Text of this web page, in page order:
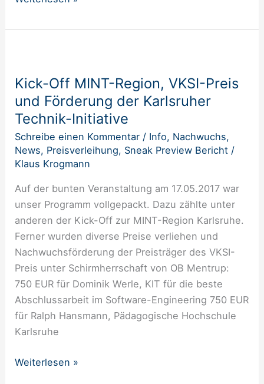
Kick-Off MINT-Region, VKSI-Preis
und Förderung der Karlsruher
Technik-Initiative
Schreibe einen Kommentar / Info, Nachwuchs,
News, Preisverleihung, Sneak Preview Bericht /
Klaus Krogmann
Auf der bunten Veranstaltung am 17.05.2017 war
unser Programm vollgepackt. Dazu zählte unter
anderen der Kick-Off zur MINT-Region Karlsruhe.
Ferner wurden diverse Preise verliehen und
Nachwuchsförderung der Preisträger des VKSI-
Preis unter Schirmherrschaft von OB Mentrup:
750 EUR für Dominik Werle, KIT für die beste
Abschlussarbeit im Software-Engineering 750 EUR
für Ralph Hansmann, Pädagogische Hochschule
Karlsruhe
MINT-
Region,
VKSI-
Preis
und
Förderung
Karlsruher
Technik-
Initiative
Weiterlesen »